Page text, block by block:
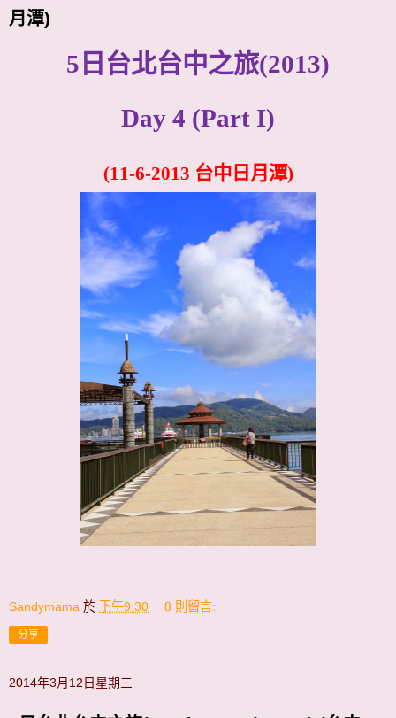
月潭)
5 日台北台中之旅(2013)
Day 4 (Part I)
(11-6-2013 台中日月潭)
Sandymama 於 下午9:30 8 則留言:
分享
2014年3月12日星期三